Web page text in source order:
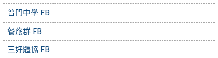
普門中學 FB
餐旅群 FB
三好體協 FB